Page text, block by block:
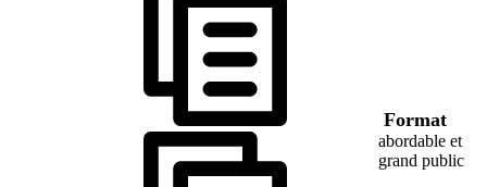
Format
abordable et
grand public